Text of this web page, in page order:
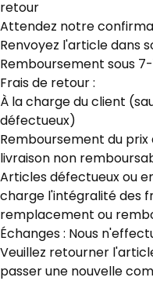
retour
Attendez notre
Renvoyez l'article dans
Remboursement sous
Frais de retour :
À la charge du client
défectueux)
Remboursement du
livraison non
Articles défectueux ou
charge l'intégralité des
remplacement ou
Échanges : Nous
Veuillez retourner
passer une nouvelle